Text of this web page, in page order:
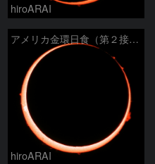
hiroARAI
アメリカ金環日食（第２接触）
hiroARAI